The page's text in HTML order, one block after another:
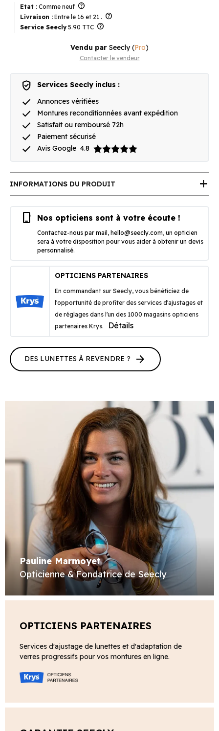
Etat : Comme neuf help
Livraison : Entre le 16 et 21 . help
Service Seecly 5.90 TTC help
Vendu par Seecly(Pro)
Contacter le vendeur
verified_user Services Seecly inclus :
done Annonces vérifiées
done Montures reconditionnées avant expédition
done Satisfait ou remboursé 72h
done Paiement sécurisé
done Avis Google 4.8
INFORMATIONS DU PRODUIT add
phone_iphone Nos opticiens sont à votre écoute !
Contactez-nous par mail, hello@seecly.com, un opticien
sera à votre disposition pour vous aider à obtenir un devis
personnalisé.
OPTICIENS PARTENAIRES
En commandant sur Seecly, vous bénéficiez de
l'opportunité de profiter des services d'ajustages et
de réglages dans l'un des 1000 magasins opticiens
partenaires Krys.
Détails
DES LUNETTES À REVENDRE ? arrow_forward
Pauline Marmoyet
Opticienne & Fondatrice de Seecly
OPTICIENS PARTENAIRES
Services d'ajustage de lunettes et d'adaptation de
verres progressifs pour vos montures en ligne.